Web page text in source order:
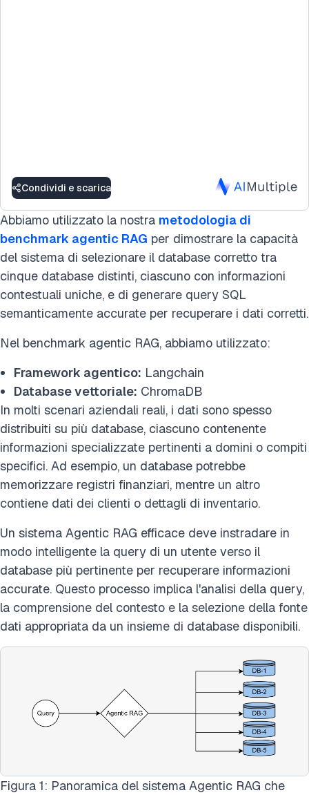
Condividi e scarica
Abbiamo utilizzato la nostra metodologia di
benchmark agentic RAG per dimostrare la capacità
del sistema di selezionare il database corretto tra
cinque database distinti, ciascuno con informazioni
contestuali uniche, e di generare query SQL
semanticamente accurate per recuperare i dati corretti.
Nel benchmark agentic RAG, abbiamo utilizzato:
Framework agentico: Langchain
Database vettoriale: ChromaDB
In molti scenari aziendali reali, i dati sono spesso
distribuiti su più database, ciascuno contenente
informazioni specializzate pertinenti a domini o compiti
specifici. Ad esempio, un database potrebbe
memorizzare registri finanziari, mentre un altro
contiene dati dei clienti o dettagli di inventario.
Un sistema Agentic RAG efficace deve instradare in
modo intelligente la query di un utente verso il
database più pertinente per recuperare informazioni
accurate. Questo processo implica l'analisi della query,
la comprensione del contesto e la selezione della fonte
dati appropriata da un insieme di database disponibili.
Figura 1: Panoramica del sistema Agentic RAG che